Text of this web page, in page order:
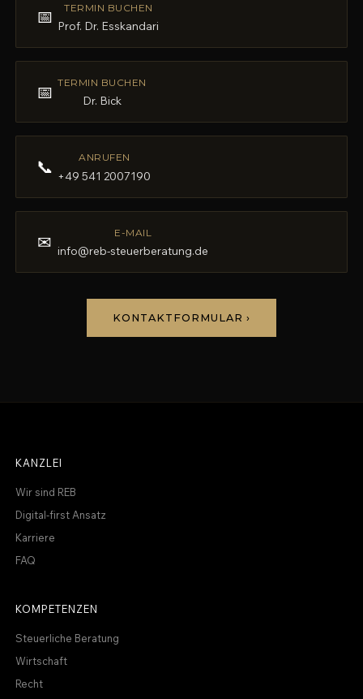
📅 TERMIN BUCHEN
Prof. Dr. Esskandari
📅 TERMIN BUCHEN
Dr. Bick
📞 ANRUFEN
+49 541 2007190
✉ E-MAIL
info@reb-steuerberatung.de
KONTAKTFORMULAR ›
KANZLEI
Wir sind REB
Digital-first Ansatz
Karriere
FAQ
KOMPETENZEN
Steuerliche Beratung
Wirtschaft
Recht